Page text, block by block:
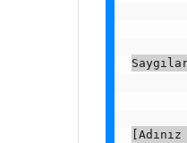
[Adınız